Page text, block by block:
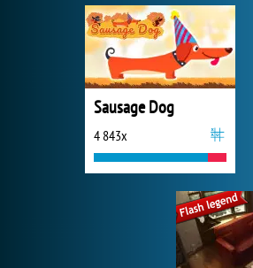
Sausage Dog
4 843x